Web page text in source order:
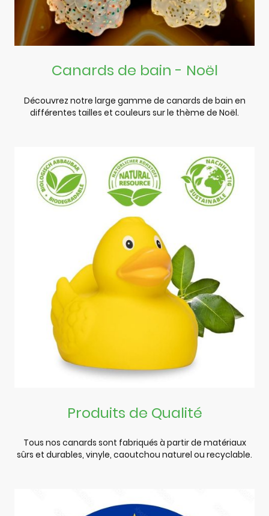
Canards de bain - Noël
Découvrez notre large gamme de canards de bain en
différentes tailles et couleurs sur le thème de Noël.
Produits de Qualité
Tous nos canards sont fabriqués à partir de matériaux
sûrs et durables, vinyle, caoutchou naturel ou recyclable.